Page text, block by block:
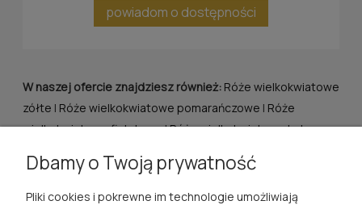
powiadom o dostępności
W naszej ofercie znajdziesz również: Róże wielkokwiatowe
zółte | Róże wielkokwiatowe pomarańczowe | Róże
wielkokwiatowe fioletowe|Róże wielkokwiatowe kolorowe
białe
Dbamy o Twoją prywatność
Pliki cookies i pokrewne im technologie umożliwiają